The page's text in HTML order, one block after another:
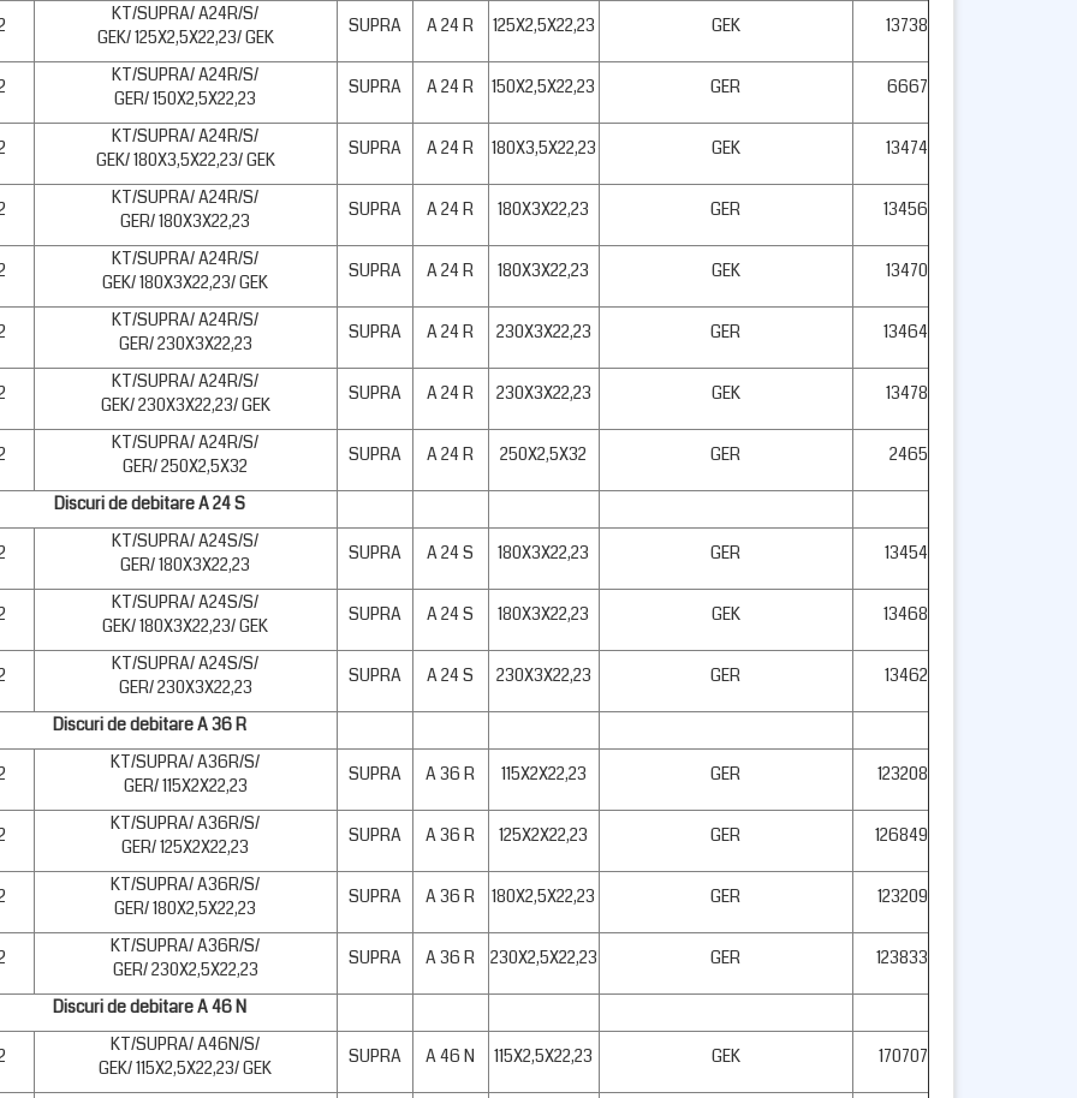
KT/SUPRA/ A24R/S/
GEK/ 125X2,5X22,23/ GEK
SUPRA A 24 R 125X2,5X22,23 GEK 13738
KT/SUPRA/ A24R/S/
GER/ 150X2,5X22,23
SUPRA A 24 R 150X2,5X22,23 GER 6667
KT/SUPRA/ A24R/S/
GEK/ 180X3,5X22,23/ GEK
SUPRA A 24 R 180X3,5X22,23 GEK 13474
KT/SUPRA/ A24R/S/
GER/ 180X3X22,23
SUPRA A 24 R 180X3X22,23 GER 13456
KT/SUPRA/ A24R/S/
GEK/ 180X3X22,23/ GEK
SUPRA A 24 R 180X3X22,23 GEK 13470
KT/SUPRA/ A24R/S/
GER/ 230X3X22,23
SUPRA A 24 R 230X3X22,23 GER 13464
KT/SUPRA/ A24R/S/
GEK/ 230X3X22,23/ GEK
SUPRA A 24 R 230X3X22,23 GEK 13478
KT/SUPRA/ A24R/S/
GER/ 250X2,5X32
SUPRA A 24 R 250X2,5X32 GER 2465
Discuri de debitare A 24 S
KT/SUPRA/ A24S/S/
GER/ 180X3X22,23
SUPRA A 24 S 180X3X22,23 GER 13454
KT/SUPRA/ A24S/S/
GEK/ 180X3X22,23/ GEK
SUPRA A 24 S 180X3X22,23 GEK 13468
KT/SUPRA/ A24S/S/
GER/ 230X3X22,23
SUPRA A 24 S 230X3X22,23 GER 13462
Discuri de debitare A 36 R
KT/SUPRA/ A36R/S/
GER/ 115X2X22,23
SUPRA A 36 R 115X2X22,23 GER 123208
KT/SUPRA/ A36R/S/
GER/ 125X2X22,23
SUPRA A 36 R 125X2X22,23 GER 126849
KT/SUPRA/ A36R/S/
GER/ 180X2,5X22,23
SUPRA A 36 R 180X2,5X22,23 GER 123209
KT/SUPRA/ A36R/S/
GER/ 230X2,5X22,23
SUPRA A 36 R 230X2,5X22,23 GER 123833
Discuri de debitare A 46 N
KT/SUPRA/ A46N/S/
GEK/ 115X2,5X22,23/ GEK
SUPRA A 46 N 115X2,5X22,23 GEK 170707